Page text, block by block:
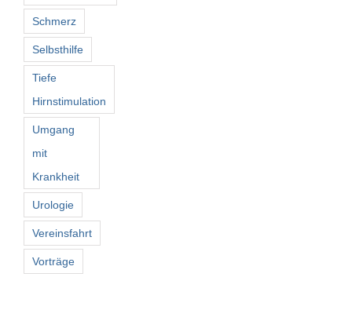
Schmerz
Selbsthilfe
Tiefe
Hirnstimulation
Umgang
mit
Krankheit
Urologie
Vereinsfahrt
Vorträge